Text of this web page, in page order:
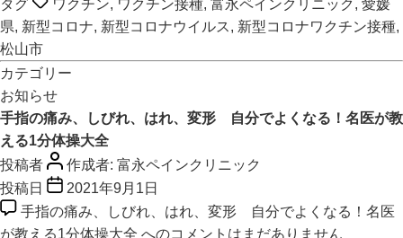
タグ ワクチン, ワクチン接種, 富永ペインクリニック , 愛媛
県, 新型コロナ, 新型コロナウイルス, 新型コロナワクチン接種,
松山市
カテゴリー
お知らせ
手指の痛み、しびれ、はれ、変形 自分でよくなる！名医が教
える1分体操大全
投稿者
作成者: 富永ペインクリニック
投稿日
2021年9月1日
手指の痛み、しびれ、はれ、変形 自分でよくなる！名医
が教える1分体操大全 へのコメントはまだありません